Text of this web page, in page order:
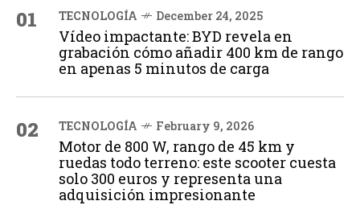
01 TECNOLOGÍA December 24, 2025
Vídeo impactante: BYD revela en
grabación cómo añadir 400 km de rango
en apenas 5 minutos de carga
02 TECNOLOGÍA February 9, 2026
Motor de 800 W, rango de 45 km y
ruedas todo terreno: este scooter cuesta
solo 300 euros y representa una
adquisición impresionante